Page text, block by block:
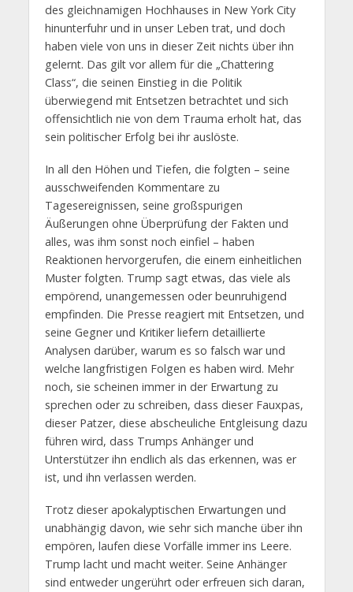
des gleichnamigen Hochhauses in New York City
hinunterfuhr und in unser Leben trat, und doch
haben viele von uns in dieser Zeit nichts über ihn
gelernt. Das gilt vor allem für die „Chattering
Class“, die seinen Einstieg in die Politik
überwiegend mit Entsetzen betrachtet und sich
offensichtlich nie von dem Trauma erholt hat, das
sein politischer Erfolg bei ihr auslöste.
In all den Höhen und Tiefen, die folgten – seine
ausschweifenden Kommentare zu
Tagesereignissen, seine großspurigen
Äußerungen ohne Überprüfung der Fakten und
alles, was ihm sonst noch einfiel – haben
Reaktionen hervorgerufen, die einem einheitlichen
Muster folgten. Trump sagt etwas, das viele als
empörend, unangemessen oder beunruhigend
empfinden. Die Presse reagiert mit Entsetzen, und
seine Gegner und Kritiker liefern detaillierte
Analysen darüber, warum es so falsch war und
welche langfristigen Folgen es haben wird. Mehr
noch, sie scheinen immer in der Erwartung zu
sprechen oder zu schreiben, dass dieser Fauxpas,
dieser Patzer, diese abscheuliche Entgleisung dazu
führen wird, dass Trumps Anhänger und
Unterstützer ihn endlich als das erkennen, was er
ist, und ihn verlassen werden.
Trotz dieser apokalyptischen Erwartungen und
unabhängig davon, wie sehr sich manche über ihn
empören, laufen diese Vorfälle immer ins Leere.
Trump lacht und macht weiter. Seine Anhänger
sind entweder ungerührt oder erfreuen sich daran,